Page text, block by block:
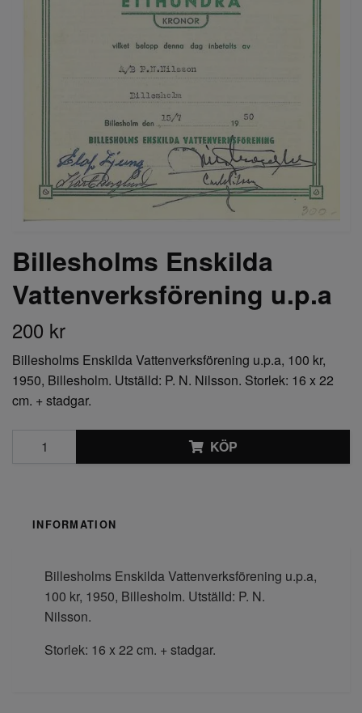
Billesholms Enskilda
Vattenverksförening u.p.a
200 kr
Billesholms Enskilda Vattenverksförening u.p.a, 100 kr,
1950, Billesholm. Utställd: P. N. Nilsson. Storlek: 16 x 22
cm. + stadgar.
KÖP
INFORMATION
Billesholms Enskilda Vattenverksförening u.p.a,
100 kr, 1950, Billesholm. Utställd: P. N.
Nilsson.
Storlek: 16 x 22 cm. + stadgar.